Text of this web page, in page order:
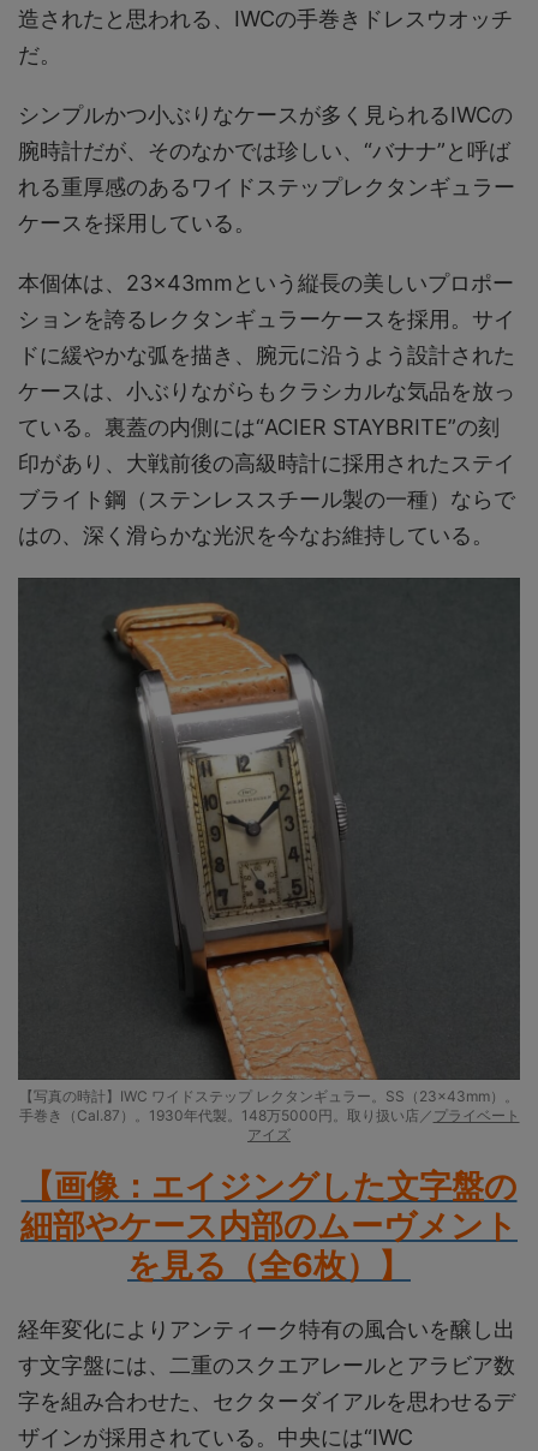
造されたと思われる、IWCの手巻きドレスウオッチ
だ。
シンプルかつ小ぶりなケースが多く見られるIWCの
腕時計だが、そのなかでは珍しい、“バナナ”と呼ば
れる重厚感のあるワイドステップレクタンギュラー
ケースを採用している。
本個体は、23×43mmという縦長の美しいプロポー
ションを誇るレクタンギュラーケースを採用。サイ
ドに緩やかな弧を描き、腕元に沿うよう設計された
ケースは、小ぶりながらもクラシカルな気品を放っ
ている。裏蓋の内側には“ACIER STAYBRITE”の刻
印があり、大戦前後の高級時計に採用されたステイ
ブライト鋼（ステンレススチール製の一種）ならで
はの、深く滑らかな光沢を今なお維持している。
【写真の時計】IWC ワイドステップ レクタンギュラー。SS（23×43mm）。
手巻き（Cal.87）。1930年代製。148万5000円。取り扱い店／ プライベート
アイズ
【画像：エイジングした文字盤の
細部やケース内部のムーヴメント
を見る（全6枚）
】
経年変化によりアンティーク特有の風合いを醸し出
す文字盤には、二重のスクエアレールとアラビア数
字を組み合わせた、セクターダイアルを思わせるデ
ザインが採用されている。中央には“IWC